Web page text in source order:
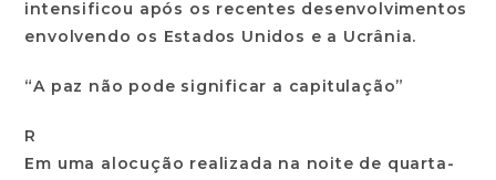
intensificou após os recentes desenvolvimentos
envolvendo os Estados Unidos e a Ucrânia.
“A paz não pode significar a capitulação”
R
Em uma alocução realizada na noite de quarta-